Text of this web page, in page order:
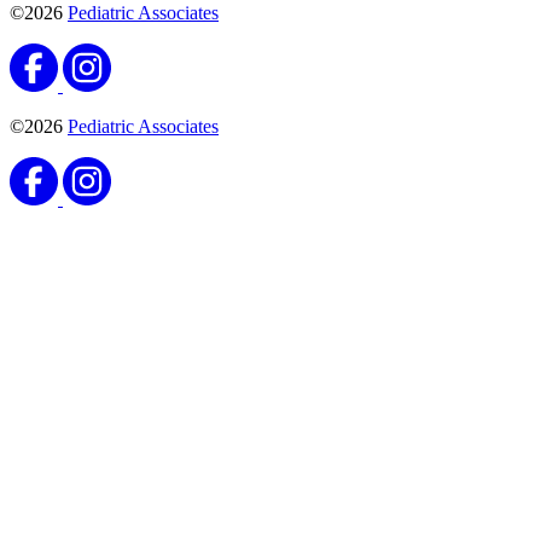
©2026 Pediatric Associates
©2026 Pediatric Associates